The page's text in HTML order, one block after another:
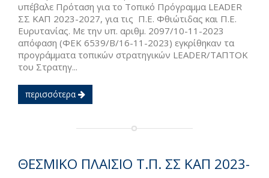
υπέβαλε Πρόταση για το Τοπικό Πρόγραμμα LEADER
ΣΣ ΚΑΠ 2023-2027, για τις Π.Ε. Φθιώτιδας και Π.Ε.
Ευρυτανίας. Με την υπ. αριθμ. 2097/10-11-2023
απόφαση (ΦΕΚ 6539/Β/16-11-2023) εγκρίθηκαν τα
προγράμματα τοπικών στρατηγικών LEADER/ΤΑΠΤΟΚ
του Στρατηγ...
περισσότερα
ΘΕΣΜΙΚΟ ΠΛΑΙΣΙΟ Τ.Π. ΣΣ ΚΑΠ 2023-